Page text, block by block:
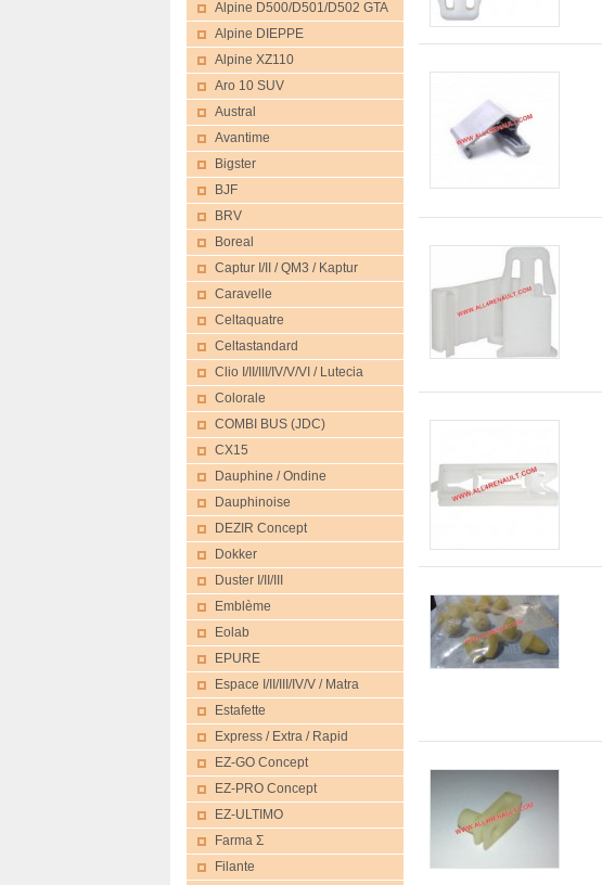
Alpine D500/D501/D502 GTA
Alpine DIEPPE
Alpine XZ110
Aro 10 SUV
Austral
Avantime
Bigster
BJF
BRV
Boreal
Captur I/II / QM3 / Kaptur
Caravelle
Celtaquatre
Celtastandard
Clio I/II/III/IV/V/VI / Lutecia
Colorale
COMBI BUS (JDC)
CX15
Dauphine / Ondine
Dauphinoise
DEZIR Concept
Dokker
Duster I/II/III
Emblème
Eolab
EPURE
Espace I/II/III/IV/V / Matra
Estafette
Express / Extra / Rapid
EZ-GO Concept
EZ-PRO Concept
EZ-ULTIMO
Farma Σ
Filante